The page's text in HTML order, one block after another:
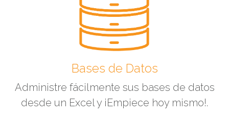
Bases de Datos
Administre fácilmente sus bases de datos
desde un Excel y ¡Empiece hoy mismo!.